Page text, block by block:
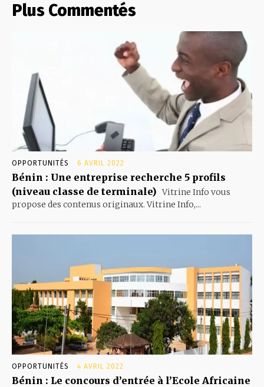
Plus Commentés
OPPORTUNITÉS 6 AVRIL 2022
Bénin : Une entreprise recherche 5 profils
(niveau classe de terminale) Vitrine Info vous
propose des contenus originaux. Vitrine Info,...
OPPORTUNITÉS 4 AVRIL 2022
Bénin : Le concours d’entrée à l’Ecole Africaine